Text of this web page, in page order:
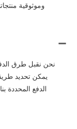
وموثوقية
نحن نقبل طرق
الدفع المحددة